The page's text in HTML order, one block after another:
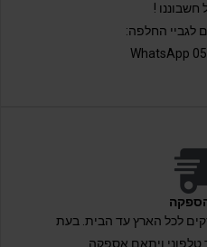
חשבוננו !
לגביי החלפה:
בין 6-19 ימי עסקים לכל הארץ עד הבית. בעת
ויתאם אספקה.